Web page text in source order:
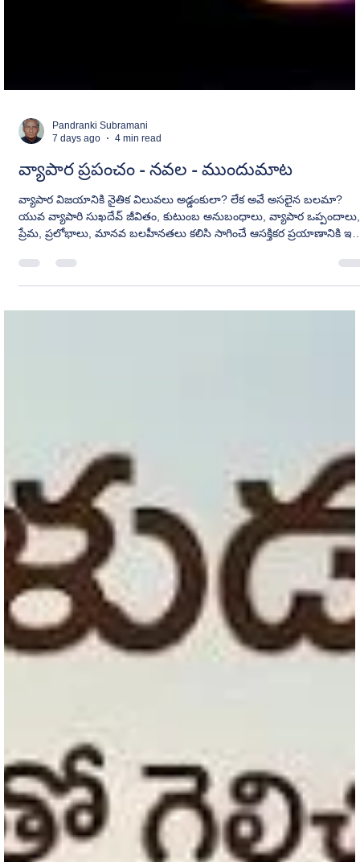
Pandranki Subramani
7 days ago
4 min read
వ్యాపార ప్రపంచం - నవల - ముందుమాట
వ్యాపార విజయానికి నైతిక విలువలు అడ్డంకులా? లేక అవే అసలైన బలమా?
యువ వ్యాపారి సుఖదేవ్ జీవితం, కుటుంబ అనుబంధాలు, వ్యాపార ఒప్పందాలు,
ప్రేమ, ప్రలోభాలు, మానవ బలహీనతలు కలిసి సాగించే ఆసక్తికర ప్రయాణానికి ఇదే
"వ్యాపార ప్రపంచం" నవల ముందుమాట.